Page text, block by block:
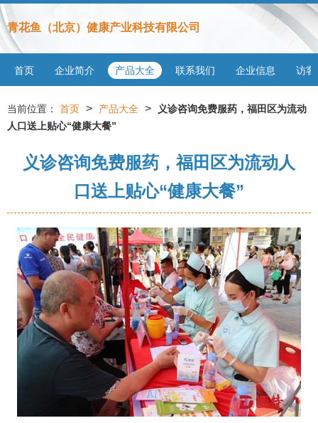
青花鱼（北京）健康产业科技有限公司
首页 企业简介 产品大全 联系我们 企业信息 访客
当前位置： 首页 > 产品大全 >
义诊咨询免费服药，福田区为流动
人口送上贴心“健康大餐”
义诊咨询免费服药，福田区为流动人
口送上贴心“健康大餐”